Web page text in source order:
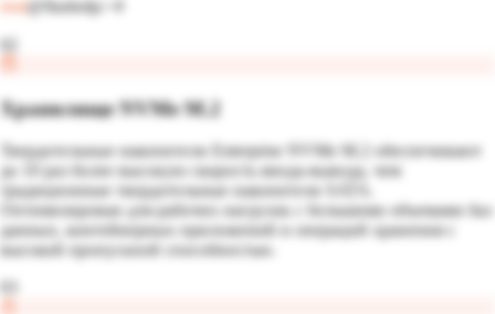
root@flashrdp:~#
Хранилище NVMe M.2
Твердотельные накопители Enterprise NVMe M.2 обеспечивают
до 10 раз более высокую скорость ввода-вывода, чем
традиционные твердотельные накопители SATA.
Оптимизирован для рабочих нагрузок с большими объемами баз
данных, контейнерных приложений и операций хранения с
высокой пропускной способностью.